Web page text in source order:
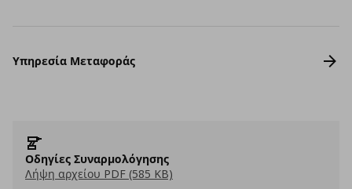
Υπηρεσία Μεταφοράς
Οδηγίες Συναρμολόγησης
Λήψη αρχείου PDF (585 KB)